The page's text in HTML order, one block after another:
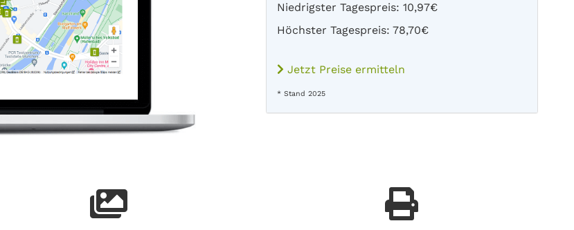
Niedrigster Tagespreis: 10,97€
Höchster Tagespreis: 78,70€
Jetzt Preise ermitteln
* Stand 2025